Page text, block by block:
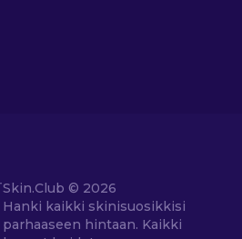
Skin.Club © 2026
Hanki kaikki skinisuosikkisi
parhaaseen hintaan. Kaikki